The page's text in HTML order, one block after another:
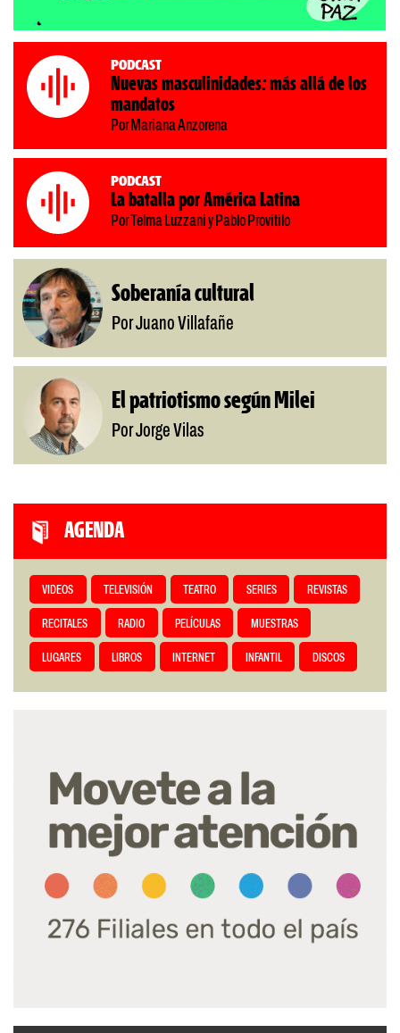
Podcast
Nuevas masculinidades: más allá de los
mandatos
Por Mariana Anzorena
Podcast
La batalla por América Latina
Por Telma Luzzani y Pablo Provitilo
Soberanía cultural
Por Juano Villafañe
El patriotismo según Milei
Por Jorge Vilas
AGENDA
VIDEOS TELEVISIÓN TEATRO SERIES REVISTAS
RECITALES RADIO PELÍCULAS MUESTRAS
LUGARES LIBROS INTERNET INFANTIL DISCOS